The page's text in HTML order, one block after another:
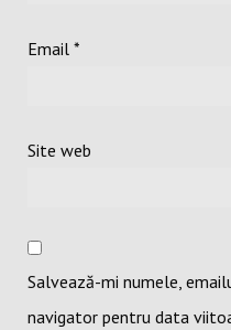
Email *
Site web
Salvează-mi numele,
navigator pentru data